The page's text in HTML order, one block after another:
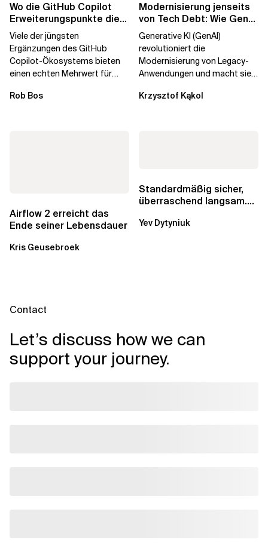
Wo die GitHub Copilot
Erweiterungspunkte die
Governance brechen
Viele der jüngsten
Ergänzungen des GitHub
Copilot-Ökosystems bieten
einen echten Mehrwert für
aber auch die...
Rob Bos
Modernisierung jenseits
von Tech Debt: Wie GenAI
die
Generative KI (GenAI)
revolutioniert die
Modernisierung von Legacy-
Anwendungen und macht sie
Durch die Automatisierung...
Krzysztof Kąkol
Airflow 2 erreicht das
Ende seiner Lebensdauer
Kris Geusebroek
Standardmäßig sicher,
überraschend langsam.
über die RDS...
Yev Dytyniuk
Contact
Let’s discuss how we can
support your journey.